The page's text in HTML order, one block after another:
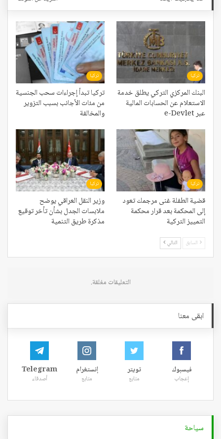
تركيا
البنك المركزي التركي يطلق خدمة
الاستعلام عن الحسابات المالية
عبر e-Devlet
تركيا
تركيا تبدأ إجراءات سحب الجنسية
من مئات الأجانب بسبب التزوير
والمخالفة
تركيا
قضية الطفلة غنى مرجمك تعود
إلى المحكمة بعد قرار محكمة
التمييز التركية
تركيا
وزير النقل العراقي يوضح
ملابسات الجدل بشأن تأخر توقيع
مذكرة طريق التنمية
السابق التالي
التعليقات مغلقة.
ابقى معنا
فيسبوك
إعجاب
تويتر
متابع
إنستغرام
متابع
Telegram
أصدقاء
سياحة